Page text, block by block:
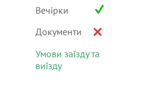
Вечірки
Документи
Умови заїзду та
виїзду